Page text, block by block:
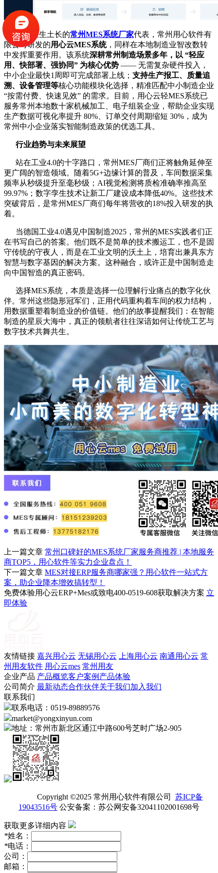
作为土生土长的常州MES系统厂家代表，常州用心软件有
限公司研发的用心云MES系统，同样在本地制造业智改数转
中发挥重要作用。该系统深耕常州制造场景多年，以 “轻应
用、快部署、强协同” 为核心优势 —— 无需复杂硬件投入，
中小企业最快1周即可完成部署上线； 支持生产报工、质量追
溯、设备管理等核心功能模块化选择，精准匹配中小制造企业
“按需付费、快速见效” 的需求。目前，用心云轻MES系统已
服务常州本地数十家机械加工、电子组装企业，帮助企业实现
生产数据可视化率提升 80%、订单交付周期缩短 30%，成为
常州中小企业落实智能制造政策的优选工具。
行业趋势与未来展望
站在工业4.0的十字路口，常州MES厂商们正将触角延伸至
更广阔的智造领域。随着5G+边缘计算的普及，车间数据采集
频率从秒级提升至毫秒级；AI视觉检测将质检准确率推高至
99.97%；数字孪生技术让新工厂建设成本降低40%。这些技术
突破背后，是常州MES厂商们每年将营收的18%投入研发的执
着。
当德国工业4.0遇见中国制造2025，常州的MES实践者们正
在书写自己的答案。他们既不是简单的技术搬运工，也不是固
守传统的守夜人，而是在工业文明的沃土上，培育出兼具东方
智慧与数字基因的解决方案。这种融合，或许正是中国制造走
向中国智造的真正密码。
选择MES系统，本质是选择一位理解行业痛点的数字化伙
伴。常州这些隐形冠军们，正用代码重构着车间的权力结构，
用数据重塑着制造业的价值链。他们的故事提醒我们：在智能
制造的星辰大海中，真正的领航者往往深谙如何让传统工艺与
数字技术共舞共生。
上一篇文章 常州口碑好的MES系统厂家服务商推荐 | 本地服务
商TOP5，用心软件等实力企业盘点！
下一篇文章 MES对接ERP服务商哪家强？用心软件一站式方
案，助企业降本增效搞转型！
免费体验用心云ERP+Mes或致电400-0519-608获取解决方案 立
即体验
友情链接 嘉兴用心云 无锡用心云 上海用心云 南通用心云 常
州用友软件 用心云mes 常州用友
企业产品 产品概览客户案例 产品体验
公司简介 最新动态合作伙伴关于我们加入我们
联系我们
联系电话：0519-89889576
market@yongxinyun.com
地址：常州市新北区通江中路600号芝时广场2-905
Copyright ©2025 常州用心软件有限公司 苏ICP备
19043516号 公安备案：苏公网安备32041102001698号
获取更多详细内容
*姓名：
*电话：
公司：
邮箱：